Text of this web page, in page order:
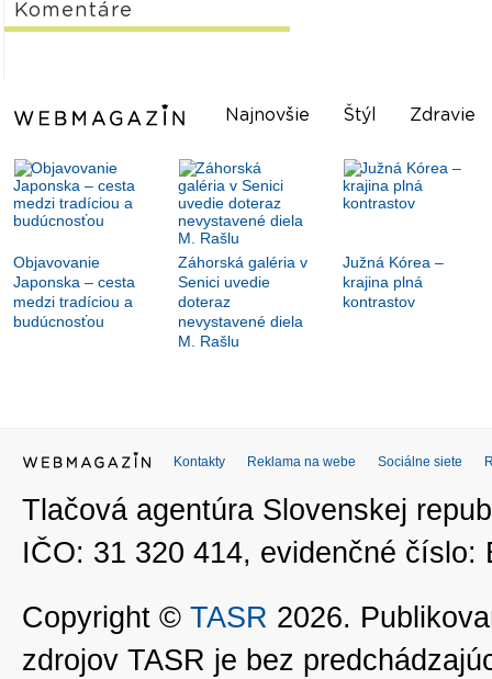
Komentáre
Najnovšie Štýl Zdravie
Objavovanie
Japonska – cesta
medzi tradíciou a
budúcnosťou
Záhorská galéria v
Senici uvedie
doteraz
nevystavené diela
M. Rašlu
Južná Kórea –
krajina plná
kontrastov
Kontakty Reklama na webe Sociálne siete
Tlačová agentúra Slovenskej
IČO: 31 320 414, evidenčné číslo:
Copyright © TASR 2026.
zdrojov TASR je bez